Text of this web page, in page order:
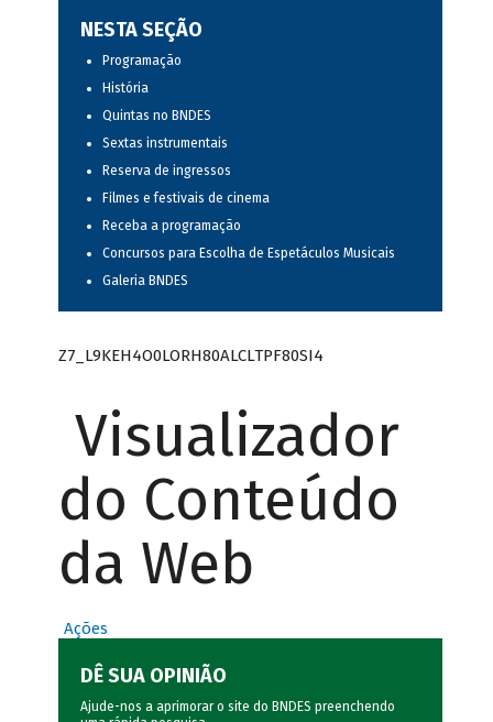
NESTA SEÇÃO
Programação
História
Quintas no BNDES
Sextas instrumentais
Reserva de ingressos
Filmes e festivais de cinema
Receba a programação
Concursos para Escolha de Espetáculos Musicais
Galeria BNDES
Z7_L9KEH4O0LORH80ALCLTPF80SI4
Visualizador
do Conteúdo
da Web
Ações
DÊ SUA OPINIÃO
Ajude-nos a aprimorar o site do BNDES preenchendo